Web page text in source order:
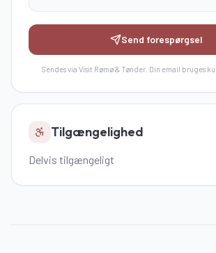
Send forespørgsel
Sendes via Visit Rømø & Tønder. Din email bruges
Tilgængelighed
Delvis tilgængeligt